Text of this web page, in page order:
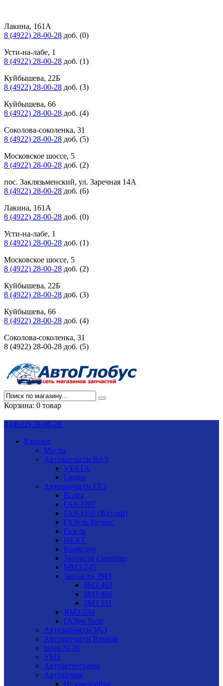
Лакина, 161А
8 (4922) 28-00-28 доб. (0)
Усти-на-лабе, 1
8 (4922) 28-00-28 доб. (1)
Куйбышева, 22Б
8 (4922) 28-00-28 доб. (3)
Куйбышева, 66
8 (4922) 28-00-28 доб. (4)
Соколова-соколенка, 31
8 (4922) 28-00-28 доб. (5)
Московское шоссе, 5
8 (4922) 28-00-28 доб. (2)
пос. Заклязьменский, ул. Заречная 14А
8 (4922) 28-00-28 доб. (6)
Лакина, 161А
8 (4922) 28-00-28 доб. (0)
Усти-на-лабе, 1
8 (4922) 28-00-28 доб. (1)
Московское шоссе, 5
8 (4922) 28-00-28 доб. (2)
Куйбышева, 22Б
8 (4922) 28-00-28 доб. (3)
Куйбышева, 66
8 (4922) 28-00-28 доб. (4)
Соколова-соколенка, 31
8 (4922) 28-00-28 доб. (5)
Корзина: 0 товар
8 (4922) 28-00-28
Каталог
Масло
Автозапчасти ВАЗ
VESTA
Largus
Автозапчасти ГАЗ
Волга
ГАЗ-3307
ГАЗ-3310 (Валдай)
ГАЗель-Бизнес
Газель
NEXT
Крайслер
Запчасти Cummins
ММЗ-245
Запчасти ЗМЗ
ЗМЗ 402
ЗМЗ 406
ЗМЗ 511
ЯМЗ-534
ГАЗон Next
Автозапчасти УАЗ
Автозапчасти Renault
Isuzu NQR
УМЗ
Автоаксессуары
Автохимия
Незамерзайка